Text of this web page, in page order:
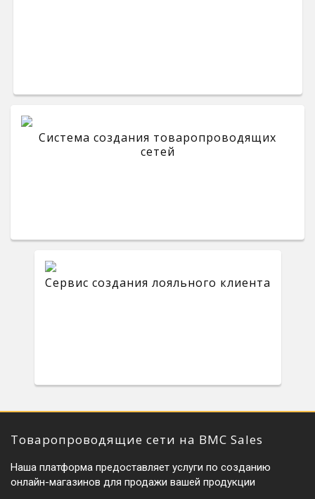
Система создания товаропроводящих
сетей
Сервис создания лояльного клиента
Товаропроводящие сети на BMC Sales
Наша платформа предоставляет услуги по созданию
онлайн-магазинов для продажи вашей продукции